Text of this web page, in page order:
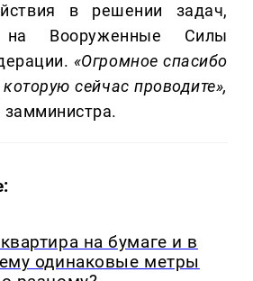
в решении задач,
на Вооруженные Силы
«Огромное спасибо
сейчас проводите»,
на бумаге и в
одинаковые метры